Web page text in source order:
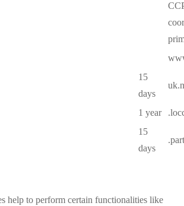
15
days
1 year
15
days
help to perform certain functionalities like